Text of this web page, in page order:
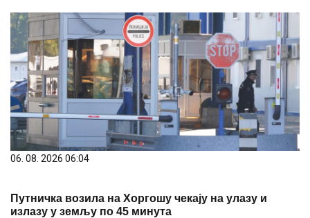
06. 08. 2026 06:04
Путничка возила на Хоргошу чекају на улазу и
излазу у земљу по 45 минута